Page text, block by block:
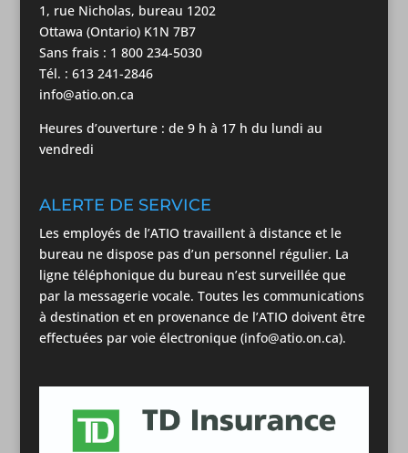
1, rue Nicholas, bureau 1202
Ottawa (Ontario) K1N 7B7
Sans frais : 1 800 234-5030
Tél. : 613 241-2846
info@atio.on.ca
Heures d’ouverture : de 9 h à 17 h du lundi au
vendredi
ALERTE DE SERVICE
Les employés de l’ATIO travaillent à distance et le
bureau ne dispose pas d’un personnel régulier. La
ligne téléphonique du bureau n’est surveillée que
par la messagerie vocale. Toutes les communications
à destination et en provenance de l’ATIO doivent être
effectuées par voie électronique (info@atio.on.ca).